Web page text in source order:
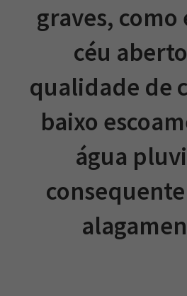
graves, como
céu
qualidade de
baixo
água